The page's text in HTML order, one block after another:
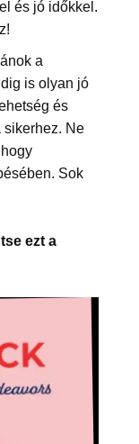
és jó időkkel.
a
is olyan jó
és
sikerhez. Ne
Sok
ezt a